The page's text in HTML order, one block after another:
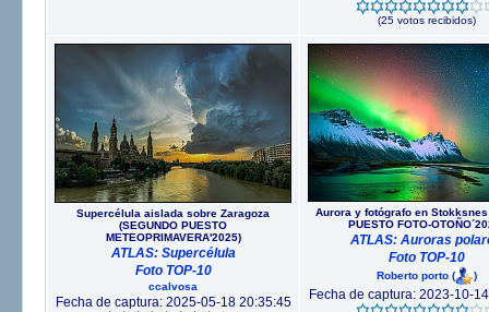
(25 votos recibidos)
Supercélula aislada sobre Zaragoza
(SEGUNDO PUESTO
METEOPRIMAVERA'2025)
ATLAS: Supercélula
Foto TOP-10
ccalvosa
Fecha de captura: 2025-05-18 20:35:45
Aurora y fotógrafo en Stokksnes
PUESTO FOTO-
ATLAS: Auroras
Foto TOP-10
Roberto porto( )
Fecha de captura: 2023-10-